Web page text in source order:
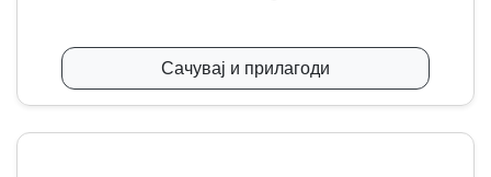
Сачувај и прилагоди